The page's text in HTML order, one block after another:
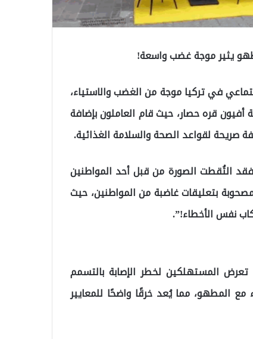
يثير موجة غضب واسعة!
في تركيا موجة من الغضب والاستياء،
قره حصار، حيث قام العاملون بإضافة
لقواعد الصحة والسلامة الغذائية.
التُقطت الصورة من قبل أحد المواطنين
بتعليقات غاضبة من المواطنين، حيث
نفس الأخطاء!”.
المستهلكين لخطر الإصابة بالتسمم
مع المطهو، مما يُعد خرقًا واضحًا للمعايير